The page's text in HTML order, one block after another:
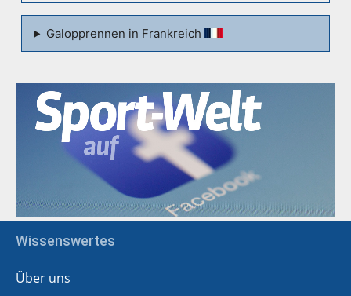
Galopprennen in Frankreich
Wissenswertes
Über uns